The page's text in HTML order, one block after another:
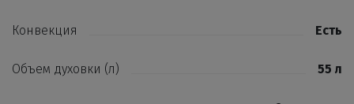
Конвекция Есть
Объем духовки (л) 55 л